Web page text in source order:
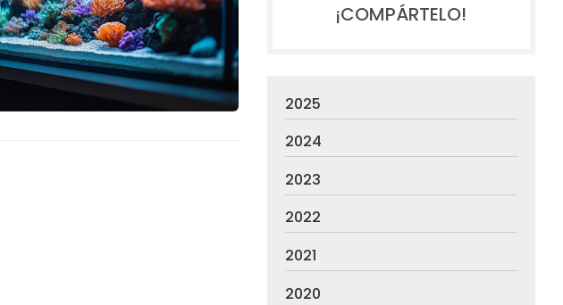
¡COMPÁRTELO!
2025
2024
2023
2022
2021
2020